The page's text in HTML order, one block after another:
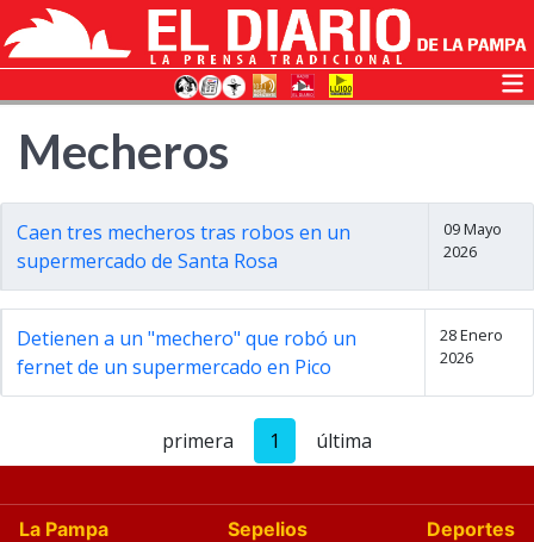
Mecheros
Caen tres mecheros tras robos en un
supermercado de Santa Rosa
09 Mayo
2026
Detienen a un "mechero" que robó un
fernet de un supermercado en Pico
28 Enero
2026
primera 1 última
La Pampa Sepelios
Deportes